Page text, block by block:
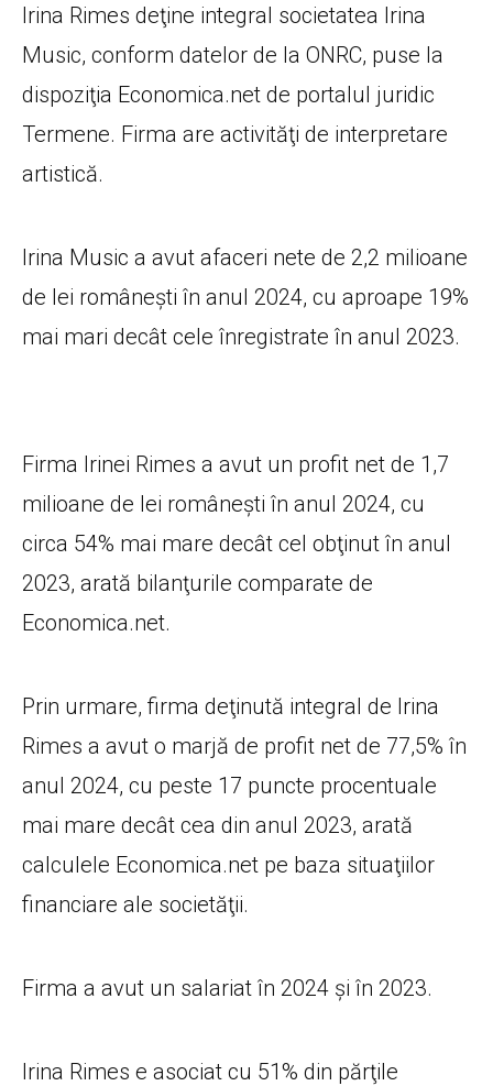
Irina Rimes deţine integral societatea Irina
Music, conform datelor de la ONRC, puse la
dispoziţia Economica.net de portalul juridic
Termene. Firma are activităţi de interpretare
artistică.
Irina Music a avut afaceri nete de 2,2 milioane
de lei românești în anul 2024, cu aproape 19%
mai mari decât cele înregistrate în anul 2023.
Firma Irinei Rimes a avut un profit net de 1,7
milioane de lei românești în anul 2024, cu
circa 54% mai mare decât cel obţinut în anul
2023, arată bilanţurile comparate de
Economica.net.
Prin urmare, firma deţinută integral de Irina
Rimes a avut o marjă de profit net de 77,5% în
anul 2024, cu peste 17 puncte procentuale
mai mare decât cea din anul 2023, arată
calculele Economica.net pe baza situaţiilor
financiare ale societăţii.
Firma a avut un salariat în 2024 şi în 2023.
Irina Rimes e asociat cu 51% din părţile